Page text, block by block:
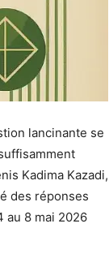
lancinante se
Kadima Kazadi,
des réponses
au 8 mai 2026